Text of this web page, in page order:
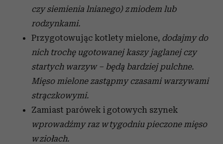
czy siemienia lnianego) z miodem lub
rodzynkami.
Przygotowując kotlety mielone, dodajmy do
nich trochę ugotowanej kaszy jaglanej czy
startych warzyw – będą bardziej pulchne.
Mięso mielone zastąpmy czasami warzywami
strączkowymi.
Zamiast parówek i gotowych szynek
wprowadźmy raz w tygodniu pieczone mięso
w ziołach.